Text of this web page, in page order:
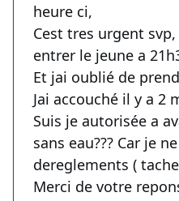
heure ci,
Cest tres urgent
entrer le jeune a
Et jai oublié de
Jai accouché il y a 2
Suis je autorisée a
sans eau??? Car je
dereglements (
Merci de votre